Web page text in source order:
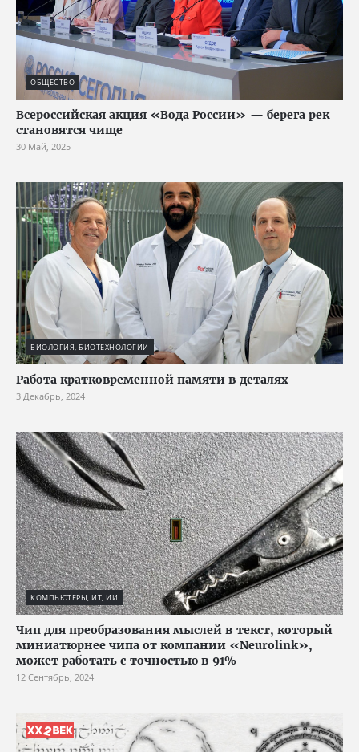
ОБЩЕСТВО
Всероссийская акция «Вода России» — берега рек
становятся чище
30 Май, 2025
БИОЛОГИЯ, БИОТЕХНОЛОГИИ
Работа кратковременной памяти в деталях
3 Декабрь, 2024
КОМПЬЮТЕРЫ, ИТ, ИИ
Чип для преобразования мыслей в текст, который
миниатюрнее чипа от компании «Neurolink»,
может работать с точностью в 91%
12 Сентябрь, 2024